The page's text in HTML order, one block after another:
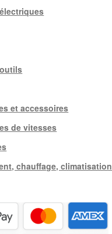
et accessoires
de vitesses
chauffage, climatisation